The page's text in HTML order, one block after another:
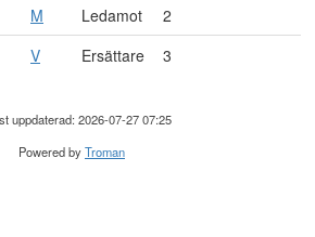
M Ledamot
2
V Ersättare 3
uppdaterad: 2026-07-27 07:25
Powered byTroman